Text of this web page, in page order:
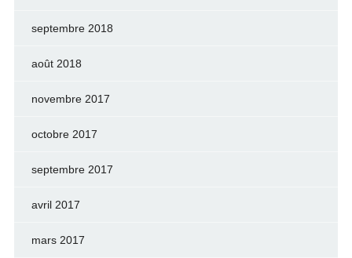
septembre 2018
août 2018
novembre 2017
octobre 2017
septembre 2017
avril 2017
mars 2017